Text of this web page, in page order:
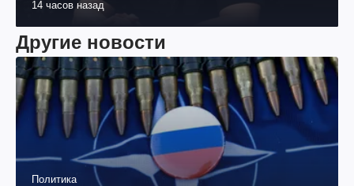
14 часов назад
Другие новости
Политика